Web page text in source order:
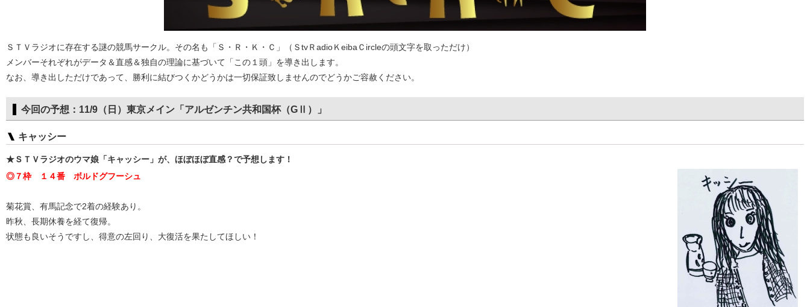
ＳＴＶラジオに存在する謎の競馬サークル。その名も「Ｓ・Ｒ・Ｋ・Ｃ」（ＳtvＲadioＫeibaＣircleの頭文字を取っただけ）
メンバーそれぞれがデータ＆直感＆独自の理論に基づいて「この１頭」を導き出します。
なお、導き出しただけであって、勝利に結びつくかどうかは一切保証致しませんのでどうかご容赦ください。
今回の予想：11/9（日）東京メイン「アルゼンチン共和国杯（GⅡ）」
キャッシー
★ＳＴＶラジオのウマ娘「キャッシー」が、ほぼほぼ直感？で予想します！
◎７枠 １４番 ボルドグフーシュ
菊花賞、有馬記念で2着の経験あり。
昨秋、長期休養を経て復帰。
状態も良いそうですし、得意の左回り、大復活を果たしてほしい！